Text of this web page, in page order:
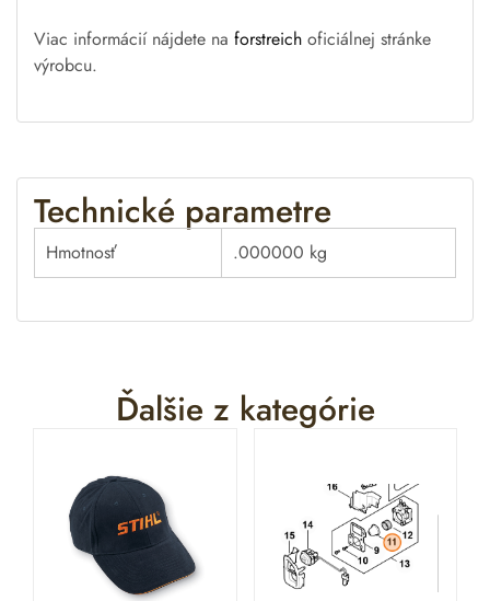
Viac informácií nájdete na forstreich oficiálnej stránke
výrobcu.
Technické parametre
Hmotnosť .000000 kg
Ďalšie z kategórie